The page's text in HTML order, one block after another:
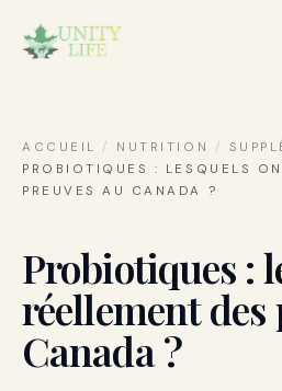
ACCUEIL / NUTRITION /
PROBIOTIQUES : LESQUELS
PREUVES AU CANADA ?
Probiotiques :
réellement des
Canada ?